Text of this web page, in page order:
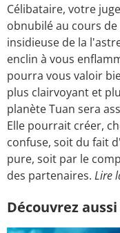
Célibataire, votre
obnubilé au cours
insidieuse de la
enclin à vous
pourra vous valoir
plus clairvoyant et
planète Tuan sera
Elle pourrait créer,
confuse, soit du fait
pure, soit par le
des partenaires. Lire
Découvrez